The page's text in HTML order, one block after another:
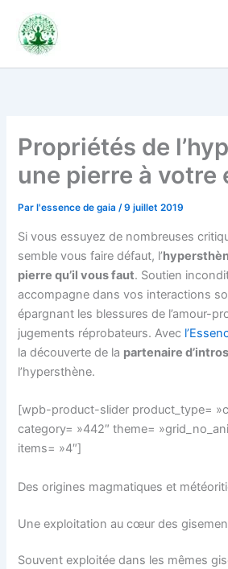
contenu
Propriétés de
une pierre à votre
Par l'essence de gaia/9 juillet 2019
Si vous essuyez de nombreuses
semble vous faire défaut, l’
pierre qu’il vous faut. Soutien
accompagne dans vos interactions
épargnant les blessures de l’amour-
jugements réprobateurs. Avec
la découverte de la partenaire
l’hypersthène.
[wpb-product-slider product_type=
category= »442″ theme=
items= »4″]
Des origines magmatiques et
Une exploitation au cœur des
Souvent exploitée dans les mêmes